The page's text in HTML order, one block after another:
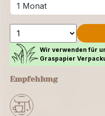
Wir verwenden für
Graspapier
Empfehlung